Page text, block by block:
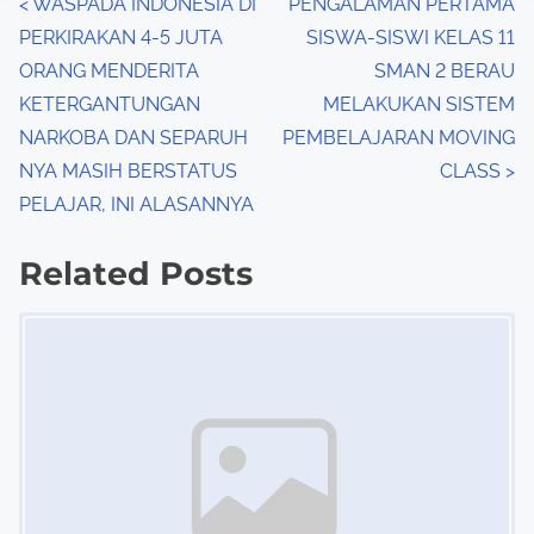
P
o
s
t
s
a
PERKIRAKAN 4-5 JUTA
ORANG MENDERITA
KETERGANTUNGAN
NARKOBA DAN SEPARUH
NYA MASIH BERSTATUS
PELAJAR, INI ALASANNYA
SISWA-SISWI KELAS 11
SMAN 2 BERAU
MELAKUKAN SISTEM
PEMBELAJARAN MOVING
CLASS >
Related Posts